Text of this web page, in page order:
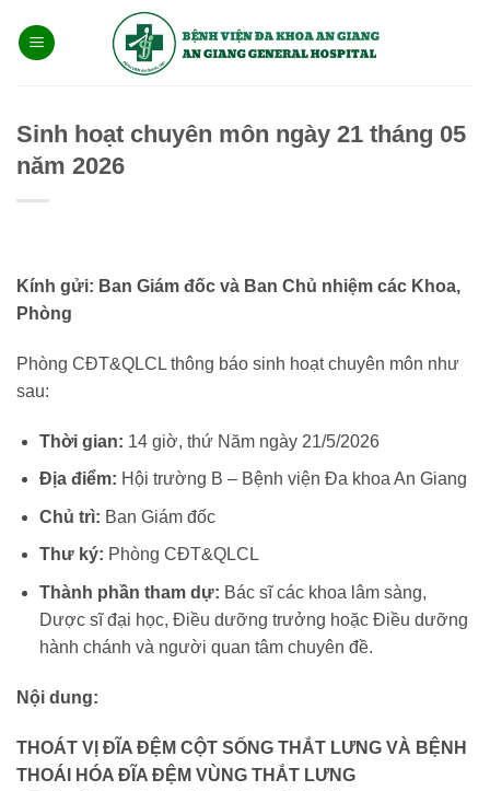
qua
Sinh hoạt chuyên môn ngày 21 tháng 05
năm 2026
Kính gửi: Ban Giám đốc và Ban Chủ nhiệm các Khoa,
Phòng
Phòng CĐT&QLCL thông báo sinh hoạt chuyên môn như
sau:
Thời gian: 14 giờ, thứ Năm ngày 21/5/2026
Địa điểm: Hội trường B – Bệnh viện Đa khoa An Giang
Chủ trì: Ban Giám đốc
Thư ký: Phòng CĐT&QLCL
Thành phần tham dự: Bác sĩ các khoa lâm sàng,
Dược sĩ đại học, Điều dưỡng trưởng hoặc Điều dưỡng
hành chánh và người quan tâm chuyên đề.
Nội dung:
THOÁT VỊ ĐĨA ĐỆM CỘT SỐNG THẮT LƯNG VÀ BỆNH
THOÁI HÓA ĐĨA ĐỆM VÙNG THẮT LƯNG